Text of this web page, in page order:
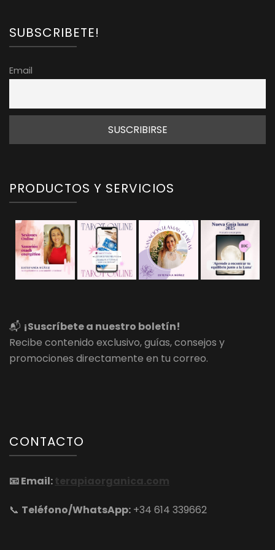
SUBSCRIBETE!
Email
PRODUCTOS Y SERVICIOS
📬 ¡Suscríbete a nuestro boletín!
Recibe contenido exclusivo, guías, consejos y
promociones directamente en tu correo.
CONTACTO
📧Email:terapiaorganica.com
📞 Teléfono/WhatsApp: +34 614 339662